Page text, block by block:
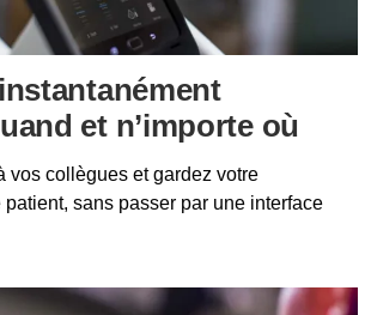
et n’importe où
vos collègues et gardez votre
sans passer par une interface